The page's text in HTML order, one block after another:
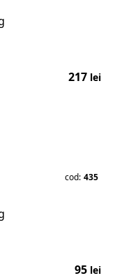
217 lei
cod: 435
95 lei